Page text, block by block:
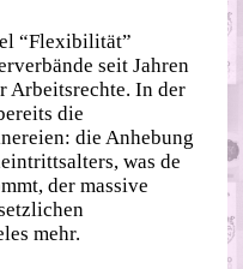
“Flexibilität”
seit Jahren
Arbeitsrechte. In der
die
die Anhebung
was de
der massive
mehr.